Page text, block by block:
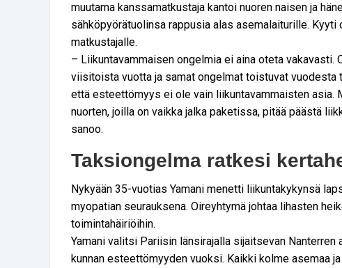
muutama kanssamatkustaja kantoi nuoren naisen ja
sähköpyörätuolinsa rappusia alas asemalaiturille.
matkustajalle.
– Liikuntavammaisen ongelmia ei aina oteta vakavasti.
viisitoista vuotta ja samat ongelmat toistuvat vuodesta
että esteettömyys ei ole vain liikuntavammaisten asia.
nuorten, joilla on vaikka jalka paketissa, pitää päästä
sanoo.
Taksiongelma ratkesi
Nykyään 35-vuotias Yamani menetti liikuntakykynsä
myopatian seurauksena. Oireyhtymä johtaa lihasten
toimintahäiriöihin.
Yamani valitsi Pariisin länsirajalla sijaitsevan
kunnan esteettömyyden vuoksi. Kaikki kolme asemaa